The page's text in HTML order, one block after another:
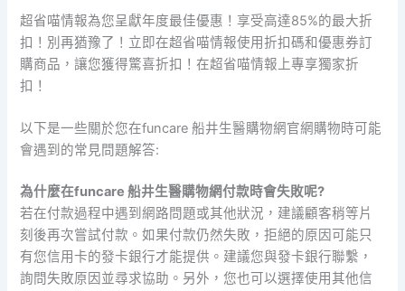
超省喵情報為您呈獻年度最佳優惠！享受高達85%的最大折
扣！別再猶豫了！立即在超省喵情報使用折扣碼和優惠券訂
購商品，讓您獲得驚喜折扣！在超省喵情報上專享獨家折
扣！
以下是一些關於您在funcare 船井生醫購物網官網購物時可能
會遇到的常見問題解答:
為什麼在funcare 船井生醫購物網付款時會失敗呢?
若在付款過程中遇到網路問題或其他狀況，建議顧客稍等片
刻後再次嘗試付款。如果付款仍然失敗，拒絕的原因可能只
有您信用卡的發卡銀行才能提供。建議您與發卡銀行聯繫，
詢問失敗原因並尋求協助。另外，您也可以選擇使用其他信